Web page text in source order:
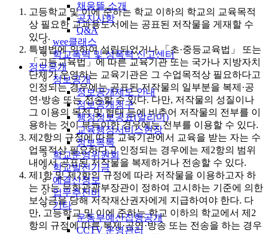
채움뜰 소개
공지사항
Q&A
wee클래스
학교폭력 및 성폭력 신고센터
정보공개
정보공개
정보공개제도 안내
정보공개청구
행정정보공표(알리미)
교육행정서비스현장
정보목록
학교운영위원회
학교발전기금
예결산정보
업무추진비
기타
운동부예산집행공개
CCTV 운영관리
고등학교 및 이에 준하는 학교 이하의 학교의 교육목적
상 필요한 교과용도서에는 공표된 저작물을 게재할 수
있다.
특별법에 의하여 설립되었거나 「초·중등교육법」 또는
「고등교육법」에 따른 교육기관 또는 국가나 지방자치
단체가 운영하는 교육기관은 그 수업목적상 필요하다고
인정되는 경우에는 공표된 저작물의 일부분을 복제·공
연·방송 또는 전송할 수 있다. 다만, 저작물의 성질이나
그 이용의 목적 및 형태 등에 비추어 저작물의 전부를 이
용하는 것이 부득이한 경우에는 전부를 이용할 수 있다.
제2항의 규정에 따른 교육기관에서 교육을 받는 자는 수
업목적상 필요하다고 인정되는 경우에는 제2항의 범위
내에서 공표된 저작물을 복제하거나 전송할 수 있다.
제1항 및 제2항의 규정에 따라 저작물을 이용하고자 하
는 자는 문화관광부장관이 정하여 고시하는 기준에 의한
보상금을 당해 저작재산권자에게 지급하여야 한다. 다
만, 고등학교 및 이에 준하는 학교 이하의 학교에서 제2
항의 규정에 따른 복제·공연·방송 또는 전송을 하는 경우